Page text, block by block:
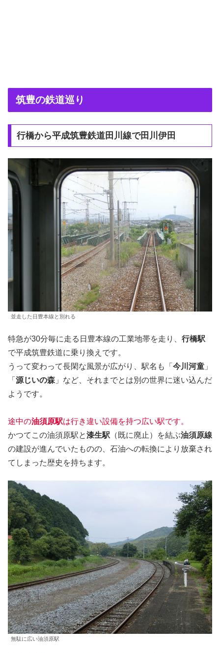
筑豊の鉄道巡り
行橋から平成筑豊鉄道田川線で田川伊田
並走した日豊本線と別れる
特急が30分毎に走る日豊本線の工業地帯を走り、 行橋駅
で平成筑豊鉄道に乗り換えです。
うって変わって長閑な風景が広がり、駅名も「 今川河童 」
「 源じいの森 」など、それまでとは別の世界に迷い込んだ
ようです。
途中の油須原駅は行き違い設備を持つ広い駅です。
かつてこの油須原駅と漆生駅 （既に廃止）を結ぶ油須原線
の建設が進んでいたものの、石油への転換により放棄され
てしまった歴史を持ちます。
無駄に広い油須原駅